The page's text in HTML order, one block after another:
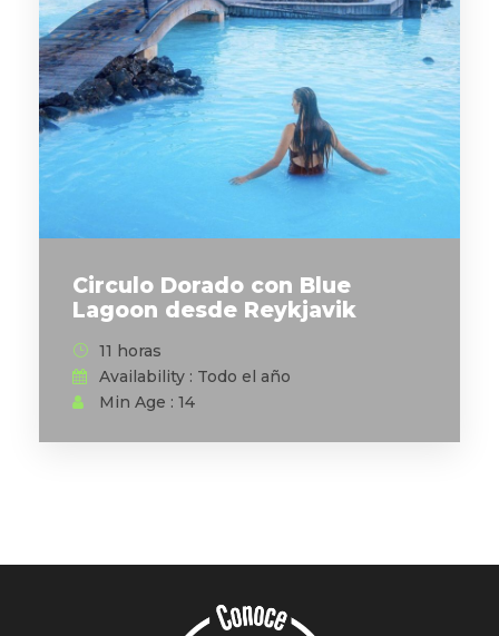
Circulo Dorado con Blue
Lagoon desde Reykjavik
11 horas
Availability : Todo el año
Min Age : 14